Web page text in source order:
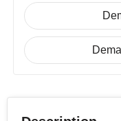
Waterman